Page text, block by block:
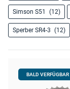
Simson S51 (12)
Sperber SR4-3 (12)
BALD VERFÜGBAR